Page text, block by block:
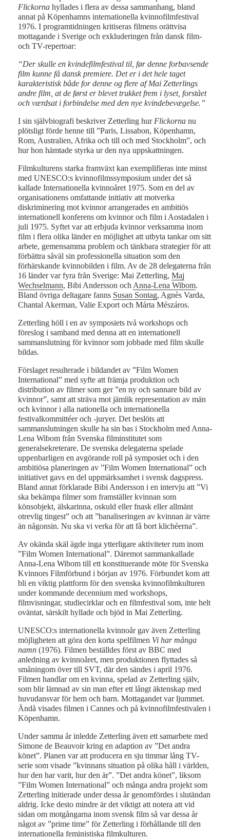
Flickorna hyllades i flera av dessa sammanhang, bland
annat på Köpenhamns internationella kvinnofilmfestival
1976. I programtidningen kritiseras filmens orättvisa
mottagande i Sverige och exkluderingen från dansk film-
och TV-repertoar:
“Der skulle en kvindefilmfestival til, før denne forbavsende
film kunne få dansk premiere. Det er i det hele taget
karakteristisk både for denne og flere af Mai Zetterlings
andre film, at de først er blevet trukket frem i lyset, forstået
och værdsat i forbindelse med den nye kvindebevægelse.”
I sin självbiografi beskriver Zetterling hur Flickorna nu
plötsligt förde henne till ”Paris, Lissabon, Köpenhamn,
Rom, Australien, Afrika och till och med Stockholm”, och
hur hon hämtade styrka ur den nya uppskattningen.
Filmkulturens starka framväxt kan exemplifieras inte minst
med UNESCO:s kvinnofilmssymposium under det så
kallade Internationella kvinnoåret 1975. Som en del av
organisationens omfattande initiativ att motverka
diskriminering mot kvinnor arrangerades en ambitiös
internationell konferens om kvinnor och film i Aostadalen i
juli 1975. Syftet var att erbjuda kvinnor verksamma inom
film i flera olika länder en möjlighet att utbyta tankar om sitt
arbete, gemensamma problem och tänkbara strategier för att
förbättra såväl sin professionella situation som den
förhärskande kvinnobilden i film. Av de 28 delegaterna från
16 länder var fyra från Sverige: Mai Zetterling, Maj
Wechselmann, Bibi Andersson och Anna-Lena Wibom.
Bland övriga deltagare fanns Susan Sontag, Agnès Varda,
Chantal Akerman, Valie Export och Márta Mészáros.
Zetterling höll i en av symposiets två workshops och
föreslog i samband med denna att en internationell
sammanslutning för kvinnor som jobbade med film skulle
bildas.
Förslaget resulterade i bildandet av ”Film Women
International” med syfte att främja produktion och
distribution av filmer som ger ”en ny och sannare bild av
kvinnor”, samt att sträva mot jämlik representation av män
och kvinnor i alla nationella och internationella
festivalkommittéer och -juryer. Det beslöts att
sammanslutningen skulle ha sin bas i Stockholm med Anna-
Lena Wibom från Svenska filminstitutet som
generalsekreterare. De svenska delegaterna spelade
uppenbarligen en avgörande roll på symposiet och i den
ambitiösa planeringen av ”Film Women International” och
initiativet gavs en del uppmärksamhet i svensk dagspress.
Bland annat förklarade Bibi Andersson i en intervju att ”Vi
ska bekämpa filmer som framställer kvinnan som
könsobjekt, älskarinna, oskuld eller fnask eller allmänt
otrevlig tingest” och att ”banaliseringen av kvinnan är värre
än någonsin. Nu ska vi verka för att få bort klichéerna”.
Av okända skäl ägde inga ytterligare aktiviteter rum inom
”Film Women International”. Däremot sammankallade
Anna-Lena Wibom till ett konstituerande möte för Svenska
Kvinnors Filmförbund i början av 1976. Förbundet kom att
bli en viktig plattform för den svenska kvinnofilmkulturen
under kommande decennium med workshops,
filmvisningar, studiecirklar och en filmfestival som, inte helt
oväntat, särskilt hyllade och bjöd in Mai Zetterling.
UNESCO:s internationella kvinnoår gav även Zetterling
möjligheten att göra den korta spelfilmen Vi har många
namn (1976). Filmen beställdes först av BBC med
anledning av kvinnoåret, men produktionen flyttades så
småningom över till SVT, där den sändes i april 1976.
Filmen handlar om en kvinna, spelad av Zetterling själv,
som blir lämnad av sin man efter ett långt äktenskap med
huvudansvar för hem och barn. Mottagandet var ljummet.
Ändå visades filmen i Cannes och på kvinnofilmfestivalen i
Köpenhamn.
Under samma år inledde Zetterling även ett samarbete med
Simone de Beauvoir kring en adaption av ”Det andra
könet”. Planen var att producera en sju timmar lång TV-
serie som visade ”kvinnans situation på olika håll i världen,
hur den har varit, hur den är”. ”Det andra könet”, liksom
”Film Women International” och många andra projekt som
Zetterling initierade under dessa år genomfördes i slutändan
aldrig. Icke desto mindre är det viktigt att notera att vid
sidan om motgångarna inom svensk film så var dessa år
något av ”prime time” för Zetterling i förhållande till den
internationella feministiska filmkulturen.